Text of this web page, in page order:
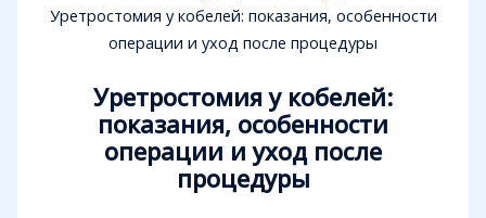
Уретростомия у кобелей: показания, особенности
операции и уход после процедуры
Уретростомия у кобелей:
показания, особенности
операции и уход после
процедуры